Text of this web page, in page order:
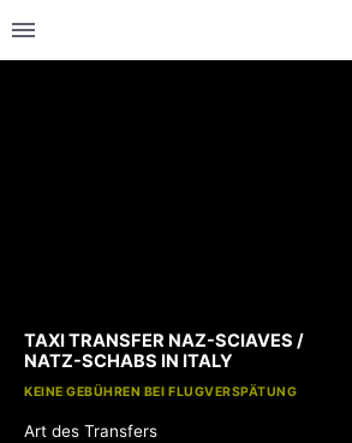
KOSTENLOSE KINDERSITZE
KEINE GEBÜHREN BEI FLUGVERSPÄTUNG
TAXI TRANSFER NAZ-SCIAVES /
NATZ-SCHABS IN ITALY
Art des Transfers